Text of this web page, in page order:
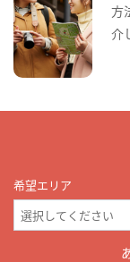
方
介
希望エリア